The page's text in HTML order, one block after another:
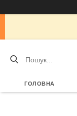
ГОЛОВНА